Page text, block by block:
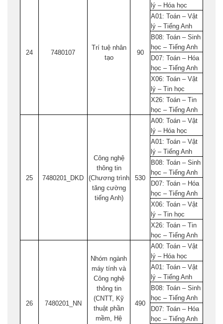
24 7480107
Trí tuệ nhân
tạo
90
lý – Hóa học
A01: Toán – Vật
lý – Tiếng Anh
B08: Toán – Sinh
học – Tiếng Anh
D07: Toán – Hóa
học – Tiếng Anh
X06: Toán – Vật
lý – Tin học
X26: Toán – Tin
học – Tiếng Anh
25 7480201_DKD
Công nghệ
thông tin
(Chương trình
tăng cường
tiếng Anh)
530
A00: Toán – Vật
lý – Hóa học
A01: Toán – Vật
lý – Tiếng Anh
B08: Toán – Sinh
học – Tiếng Anh
D07: Toán – Hóa
học – Tiếng Anh
X06: Toán – Vật
lý – Tin học
X26: Toán – Tin
học – Tiếng Anh
26 7480201_NN
Nhóm ngành
máy tính và
Công nghệ
thông tin
(CNTT, Kỹ
thuật phần
mềm, Hệ
490
A00: Toán – Vật
lý – Hóa học
A01: Toán – Vật
lý – Tiếng Anh
B08: Toán – Sinh
học – Tiếng Anh
D07: Toán – Hóa
học – Tiếng Anh